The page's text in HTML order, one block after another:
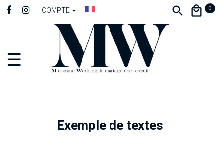
COMPTE 0
Basculer
la
☰
Exemple de textes